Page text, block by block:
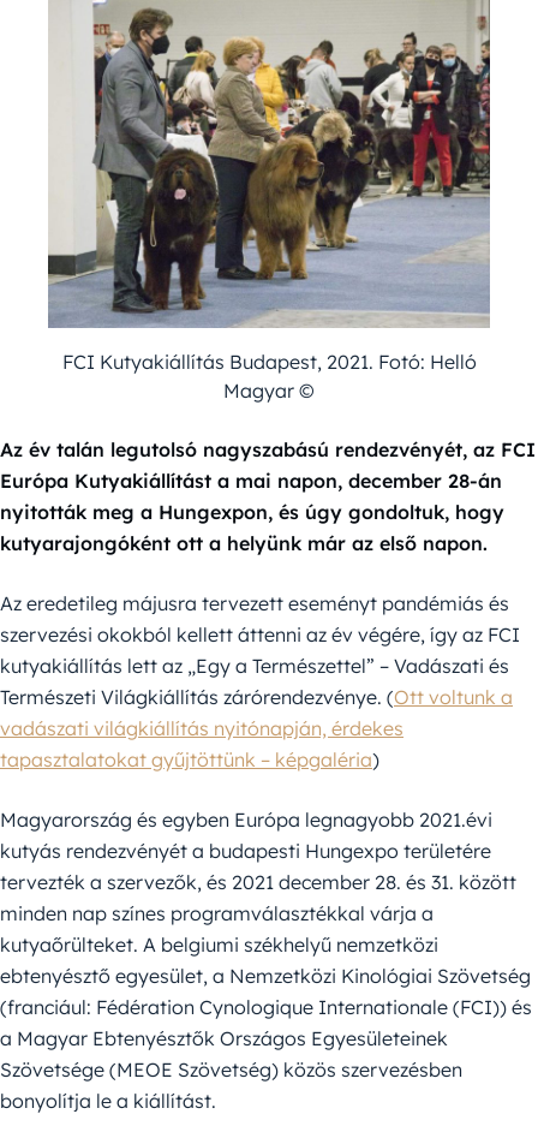
FCI Kutyakiállítás Budapest, 2021. Fotó: Helló
Magyar ©️
Az év talán legutolsó nagyszabású rendezvényét, az FCI
Európa Kutyakiállítást a mai napon, december 28-án
nyitották meg a Hungexpon, és úgy gondoltuk, hogy
kutyarajongóként ott a helyünk már az első napon.
Az eredetileg májusra tervezett eseményt pandémiás és
szervezési okokból kellett áttenni az év végére, így az FCI
kutyakiállítás lett az „Egy a Természettel” – Vadászati és
Természeti Világkiállítás zárórendezvénye. (Ott voltunk a
vadászati világkiállítás nyitónapján, érdekes
tapasztalatokat gyűjtöttünk – képgaléria)
Magyarország és egyben Európa legnagyobb 2021.évi
kutyás rendezvényét a budapesti Hungexpo területére
tervezték a szervezők, és 2021 december 28. és 31. között
minden nap színes programválasztékkal várja a
kutyaőrülteket. A belgiumi székhelyű nemzetközi
ebtenyésztő egyesület, a Nemzetközi Kinológiai Szövetség
(franciául: Fédération Cynologique Internationale (FCI)) és
a Magyar Ebtenyésztők Országos Egyesületeinek
Szövetsége (MEOE Szövetség) közös szervezésben
bonyolítja le a kiállítást.